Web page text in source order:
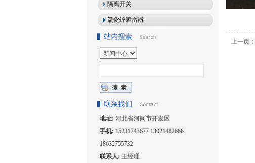
隔离开关
氧化锌避雷器
地址: 河北省河间市开发区
手机: 15231743677 13021482666
18632755732
联系人: 王经理
上一页：